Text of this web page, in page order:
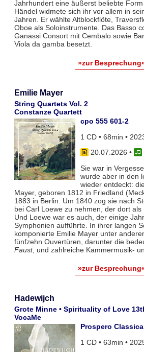
Jahrhundert eine äußerst beliebte
Händel widmete sich ihr vor allem in
Jahren. Er wählte Altblockflöte,
Oboe als Soloinstrumente. Das Basso
Ganassi Consort mit Cembalo sowie
Viola da gamba besetzt.
»zur
Emilie Mayer
String Quartets Vol. 2
Constanze Quartett
cpo 555 601-2
1 CD • 68min •
20.07.2026 •
Sie war in
wurde aber in den
wieder entdeckt:
Mayer, geboren 1812 in Friedland
1883 in Berlin. Um 1840 zog sie nach
bei Carl Loewe zu nehmen, der dort als
Und Loewe war es auch, der einige
Symphonien aufführte. In ihrer langen
komponierte Emilie Mayer unter
fünfzehn Ouvertüren, darunter die
Faust, und zahlreiche Kammermusik-
»zur
Hadewijch
Grote Minne • Spirituality of Love
VocaMe
Prospero
1 CD • 63min •